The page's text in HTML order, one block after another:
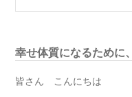
幸せ体質になるために
皆さん こんにちは